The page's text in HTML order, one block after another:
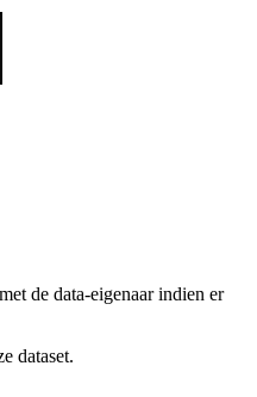
de data-eigenaar indien er
dataset.